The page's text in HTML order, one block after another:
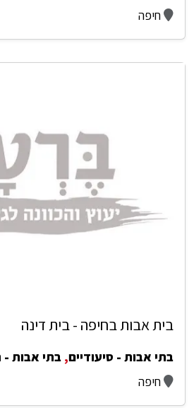
חיפה
בית אבות בחיפה - בית דינה
בתי אבות - סיעודיים, בתי אבות
חיפה